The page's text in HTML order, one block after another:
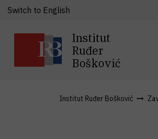
Institut
Ruđer
Bošković
Switch to English
Institut Ruđer Bošković